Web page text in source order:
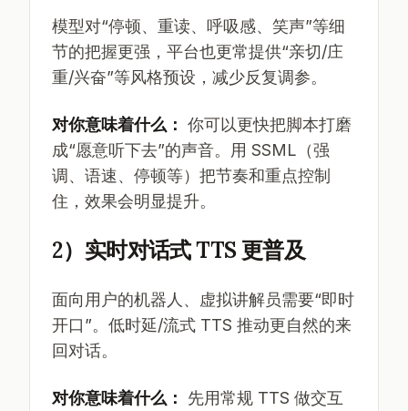
模型对“停顿、重读、呼吸感、笑声”等细
节的把握更强，平台也更常提供“亲切/庄
重/兴奋”等风格预设，减少反复调参。
对你意味着什么： 你可以更快把脚本打磨
成“愿意听下去”的声音。用 SSML（强
调、语速、停顿等）把节奏和重点控制
住，效果会明显提升。
2）实时对话式 TTS 更普及
面向用户的机器人、虚拟讲解员需要“即时
开口”。低时延/流式 TTS 推动更自然的来
回对话。
对你意味着什么：
先用常规 TTS 做交互